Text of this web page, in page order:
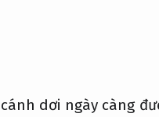
dơi ngày càng